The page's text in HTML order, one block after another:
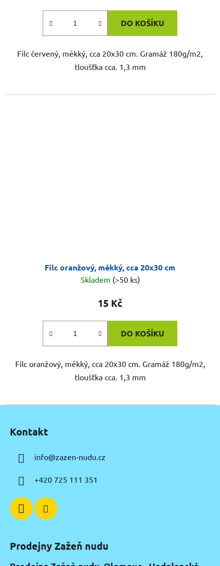
DO KOŠÍKU
Filc červený, měkký, cca 20x30 cm. Gramáž 180g/m2,
tloušťka cca. 1,3 mm
Filc oranžový, měkký, cca 20x30 cm
Skladem (>50 ks)
15 Kč
DO KOŠÍKU
Filc oranžový, měkký, cca 20x30 cm. Gramáž 180g/m2,
tloušťka cca. 1,3 mm
Kontakt
info@zazen-nudu.cz
+420 725 111 351
Prodejny Zažeň nudu